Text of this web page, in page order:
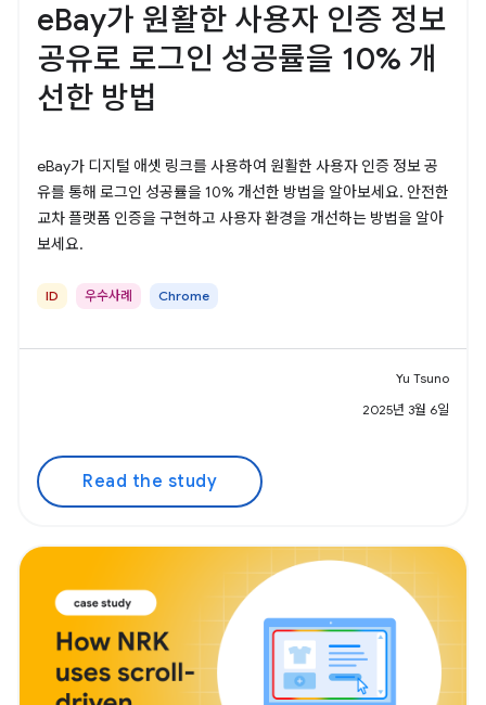
eBay가 원활한 사용자 인증 정보
공유로 로그인 성공률을 10% 개
선한 방법
eBay가 디지털 애셋 링크를 사용하여 원활한 사용자 인증 정보 공
유를 통해 로그인 성공률을 10% 개선한 방법을 알아보세요. 안전한
교차 플랫폼 인증을 구현하고 사용자 환경을 개선하는 방법을 알아
보세요.
ID 우수사례 Chrome
Yu Tsuno
2025년 3월 6일
Read the study